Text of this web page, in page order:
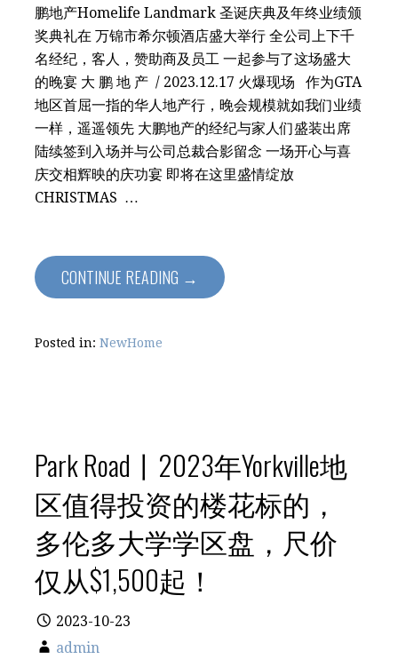
鹏地产Homelife Landmark 圣诞庆典及年终业绩颁
奖典礼在 万锦市希尔顿酒店盛大举行 全公司上下千
名经纪，客人，赞助商及员工 一起参与了这场盛大
的晚宴 大 鹏 地 产 / 2023.12.17 火爆现场 作为GTA
地区首屈一指的华人地产行，晚会规模就如我们业绩
一样，遥遥领先 大鹏地产的经纪与家人们盛装出席
陆续签到入场并与公司总裁合影留念 一场开心与喜
庆交相辉映的庆功宴 即将在这里盛情绽放
CHRISTMAS …
CONTINUE READING →
Posted in: NewHome
Park Road丨2023年Yorkville地
区值得投资的楼花标的，
多伦多大学学区盘，尺价
仅从$1,500起！
2023-10-23
admin